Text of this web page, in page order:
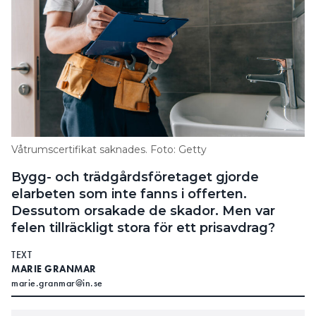
installation. Därför rekommenderar Arn att
företaget ska åtgärda felet med golvvärmen utan
kostnad.
Våtrumscertifikat saknades. Foto: Getty
Bygg- och trädgårdsföretaget gjorde
elarbeten som inte fanns i offerten.
Dessutom orsakade de skador. Men var
felen tillräckligt stora för ett prisavdrag?
TEXT
MARIE GRANMAR
marie.granmar@in.se